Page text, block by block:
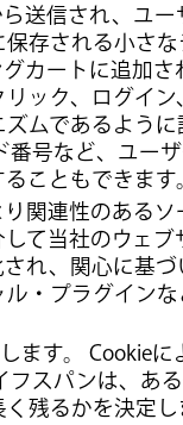
送信され、ユ
存される小さな
カートに追加さ
ック、ログイ
ムであるよう
号など、ユー
こともできます。
関連性のある
て当社のウェ
れ、関心に基
・プラグイン
ます。 Cookie
スパンは、あ
残るかを決定し